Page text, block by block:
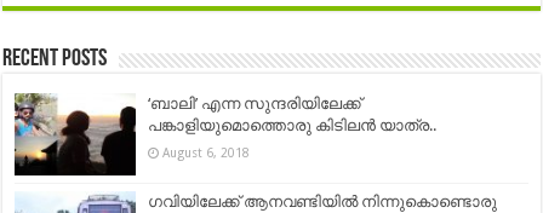
Recent Posts
‘ബാലി’ എന്ന സുന്ദരിയിലേക്ക്
പങ്കാളിയുമൊത്തൊരു കിടിലൻ യാത്ര..
August 6, 2018
ഗവിയിലേക്ക് ആനവണ്ടിയിൽ നിന്നുകൊണ്ടൊരു